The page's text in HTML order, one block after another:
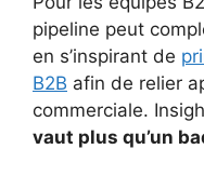
pipeline peut
en s’inspirant de
B2B afin de relier
commerciale.
vaut plus qu’un